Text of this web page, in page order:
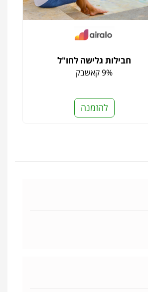
חבילות גלישה לחו"ל
9% קאשבק
להזמנה